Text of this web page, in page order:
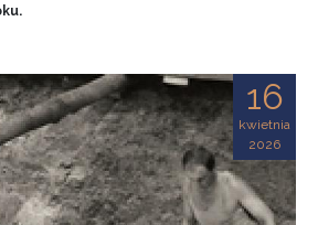
16
kwietnia
2026